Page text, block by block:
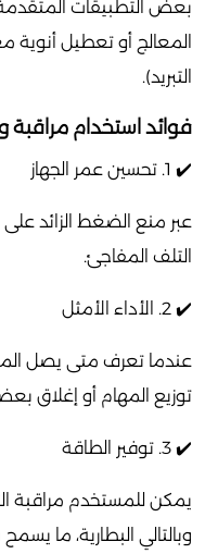
بعض التطبيقات
المعالج أو تعطيل أنوية
التبريد).
فوائد استخدام مراقبة
✔️ 1. تحسين عمر الجهاز
عبر منع الضغط الزائد
التلف المفاجئ.
✔️ 2. الأداء الأمثل
عندما تعرف متى يصل
توزيع المهام أو إغلاق
✔️ 3. توفير الطاقة
يمكن للمستخدم مراقبة
وبالتالي البطارية، ما